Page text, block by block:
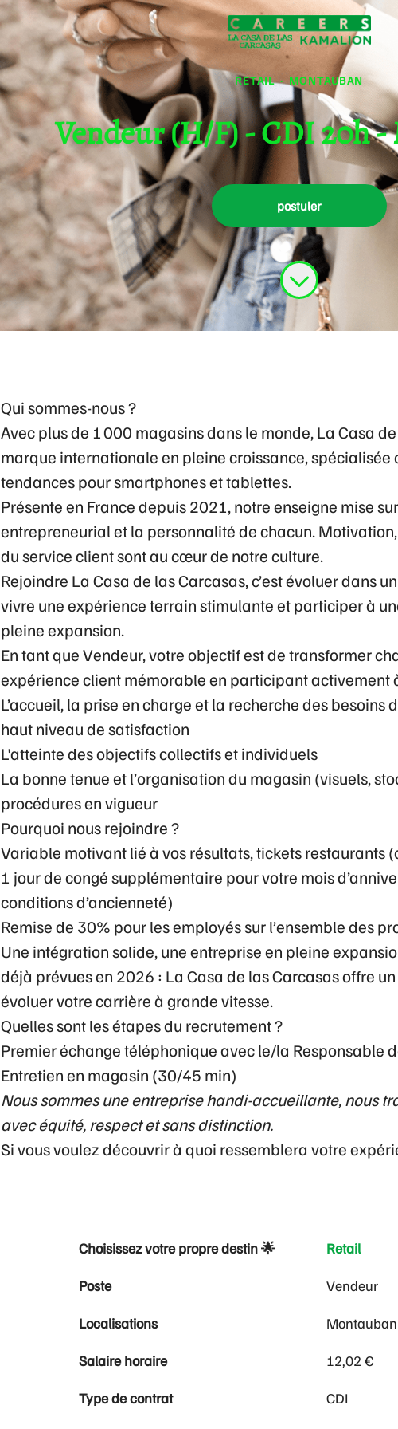
RETAIL · MONTAUBAN
Vendeur (H/F) - CDI 20h
postuler
Qui sommes-nous ?
Avec plus de 1 000 magasins dans le monde,La Casa
marque internationale en pleine croissance, spécialisée
tendances pour smartphones et tablettes.
Présente en France depuis 2021, notre enseigne mise sur
entrepreneurialetla personnalité de chacun.
du service client sont au cœur de notre culture.
Rejoindre La Casa de las Carcasas, c’est évoluer dans un
vivre uneexpérience terrain stimulanteet participer à
pleine expansion.
En tant que Vendeur, votre objectif est de transformer
expérience client mémorable en participant activement
L’accueil, la prise en charge et la recherche des besoins
haut niveau de satisfaction
L'atteinte des objectifs collectifs et individuels
La bonne tenue et l’organisation du magasin (visuels,
procédures en vigueur
Pourquoi nous rejoindre ?
Variable motivant lié à vos résultats, tickets restaurants
1 jour de congé supplémentaire pour votre mois
conditions d’ancienneté)
Remise de 30% pour les employés sur l’ensemble des
Une intégration solide, une entreprise en pleine
déjà prévues en 2026 : La Casa de las Carcasas offre
évoluer votre carrière à grande vitesse.
Quelles sont les étapes du recrutement ?
Premier échange téléphonique avec le/la Responsable
Entretien en magasin (30/45 min)
Nous sommes une entreprise handi-accueillante, nous
avec équité, respect et sans distinction.
Si vous voulez découvrir à quoi ressemblera votre
Choisissez votre propre destin 🌟 Retail
Poste Vendeur
Localisations Montauban
Salaire horaire 12,02 €
Type de contrat CDI